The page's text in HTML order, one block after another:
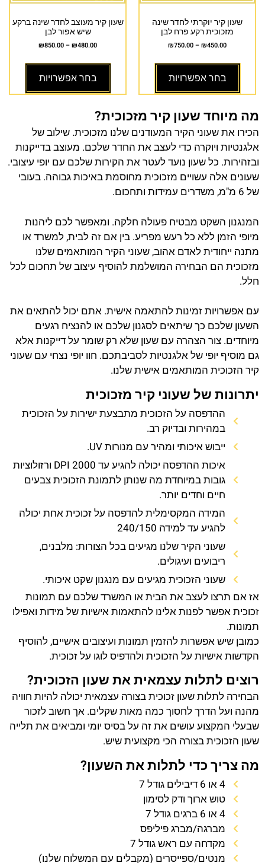
שעון קיר יוקרתי לחדר שינה
מזכוכית רקע פרח לבן
₪450.00
–
₪750.00
בחר אפשרויות
שעון קיר מעוצב לחדר שינה ברקע
שיש אפור לבן
₪480.00
–
₪850.00
בחר אפשרויות
מה מיוחד שעון קיר מזכוכית?
הכירו את שעוני הקיר המעודנים שלנו מזכוכית. שילוב של
אלגנטיות ויוקרה כדי לעצב את החדר שלכם. מעוצב בדייקנות
ובזהירות. כל שעון נועד לעטר את הקירות שלכם עם יופי עיצובי.
שעונים אלה עשויים מזכוכית מחוסמת באיכות גבוהה. בעובי
של 6 מ"מ, משדרים עמידות ותחכום.
המנגנון השקט מבטיח פעולה חלקה. ומאפשר לכם ליהנות
מיופי הזמן ללא כל רעש מפריע. בין אם זה לבית, למשרד או
מתנה ייחודית לאדם אהוב, שעוני הקיר המותאמים שלנו
מזכוכית הם הבחירה המושלמת להוסיף עיצוב של תחכום לכל
חלל.
עם אפשרויות זמינות להתאמה אישית. אתם יכול להתאים את
השעון שלכם כך שיתאים לסגנון שלכם או להנציח רגעים
מיוחדים. צור הצהרה עם שעון שלא רק שומר על דייקנות אלא
גם מוסיף יופי של אלגנטיות לסביבתכם. חוו יופי נצחי עם שעוני
קיר הזכוכית המותאמים אישית שלנו.
יתרונות של שעוני קיר מזכוכית
ההדפסה על הזכוכית מתבצעת ישירות על הזכוכית
במהירות ובדיוק רב.
ייבוש איכותי ומהיר עם מנורות UV.
איכות ההדפסה יכולה להגיע עד 2000 DPI ורזולוציות
גובות במיוחדת מה שנותן לתמונת הזכוכית צבעים
חיים וחדים יותר.
המידה המקסימלית להדפסה על זכוכית אחת יכולה
להגיע עד למידה 240/150
שעוני הקיר שלנו מגיעים בכל הצורות: מלבנים,
ריבועים ועיגולים.
שעוני הזכוכית מגיעים עם מנגנון שקט איכותי.
אז אם תרצו לעצב את הבית או המשרד שלכם עם תמונות
זכוכית אפשר לפנות אלינו להתאמות אישיות של מידות ואפילו
תמונות.
כמובן שיש אפשרות להזמין תמונות ועיצובים אישיים, להוסיף
הקדשות אישיות על הזכוכית ולהדפיס לוגו על זכוכית.
רוצים לתלות עצמאית את שעון הזכוכית?
הבחירה לתלות שעון זכוכית בצורה עצמאית יכולה להיות חוויה
מהנה ועל הדרך לחסוך כמה מאות שקלים. אך חשוב לזכור
שבעלי המקצוע עושים את זה על בסיס יומי ומביאים את תלייה
שעון הזכוכית בצורה הכי מקצועית שיש.
מה צריך כדי לתלות את השעון?
4 או 6 דיבילים גודל 7
טוש ארוך ודק לסימון
4 או 6 ברגים גודל 7
מברגה/מברג פיליפס
מקדחה עם ראש גודל 7
מנטים/ספייסרים (מקבלים עם המשלוח שלנו)